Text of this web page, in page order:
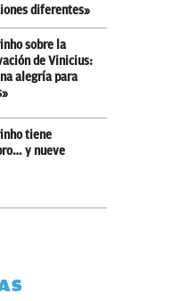
diferentes»
sobre la
de Vinicius:
alegría para
tiene
y nueve